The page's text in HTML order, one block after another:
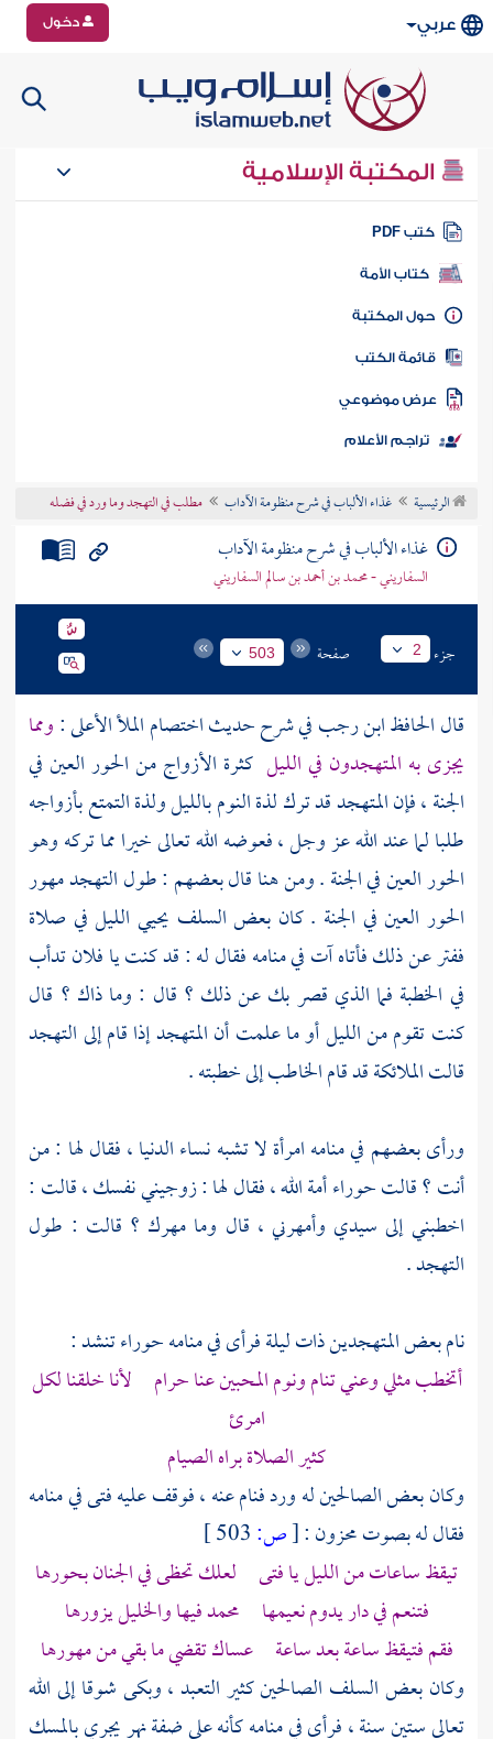
عربي دخول
المكتبة الإسلامية
كتب PDF
كتاب الأمة
المكتبة
الكتب
موضوعي
تراجم الأعلام
الرئيسية غذاء الألباب في شرح منظومة الآداب مطلب في التهجد وما ورد في فضله
غذاء الألباب في شرح منظومة الآداب
السفاريني - محمد بن أحمد بن سالم السفاريني
جزء 2 صفحة 503
قال الحافظابن رجبفي شرح حديث اختصام الملأ الأعلى :ومما
يجزى به المتهجدون في الليل كثرة الأزواج من الحور العين في
الجنة ، فإن المتهجد قد ترك لذة النوم بالليل ولذة التمتع بأزواجه
طلبا لما عند الله عز وجل ، فعوضه الله تعالى خيرا مما تركه وهو
الحور العين في الجنة . ومن هنا قال بعضهم : طول التهجد مهور
الحور العين في الجنة . كان بعضالسلف يحيي الليل في صلاة
ففتر عن ذلك فأتاه آت في منامه فقال له : قد كنت يا فلان تدأب
في الخطبة فما الذي قصر بك عن ذلك ؟ قال : وما ذاك ؟ قال
كنت تقوم من الليل أو ما علمت أن المتهجد إذا قام إلى التهجد
قالت الملائكة قد قام الخاطب إلى خطبته .
ورأى بعضهم في منامه امرأة لا تشبه نساء الدنيا ، فقال لها : من
أنت ؟ قالت حوراء أمة الله ، فقال لها : زوجيني نفسك ، قالت :
اخطبني إلى سيدي وأمهرني ، قال وما مهرك ؟ قالت : طول
التهجد .
نام بعض المتهجدين ذات ليلة فرأى في منامه حوراء تنشد :
أتخطب مثلي وعني تنام ونوم المحبين عنا حرام لأنا خلقنا لكل
امرئ
كثير الصلاة براه الصيام
وكان بعض الصالحين له ورد فنام عنه ، فوقف عليه فتى في منامه
فقال له بصوت محزون :[ص:
تيقظ ساعات من الليل يا فتى لعلك تحظى في الجنان بحورها
فتنعم في دار يدوم نعيمها محمد فيها والخليل يزورها
فقم فتيقظ ساعة بعد ساعة عساك تقضي ما بقي من مهورها
وكان بعضالسلف الصالحين كثير التعبد ، وبكى شوقا إلى الله
تعالى ستين سنة ، فرأى في منامه كأنه على ضفة نهر يجري بالمسك